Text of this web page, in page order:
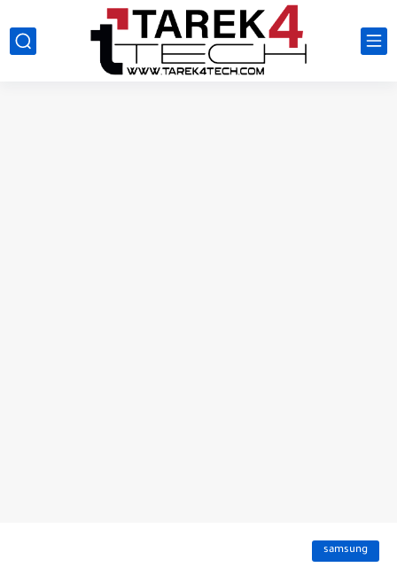
samsung